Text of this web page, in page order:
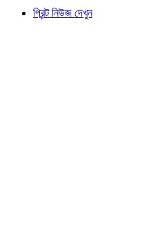
প্রিন্ট নিউজ দেখুন